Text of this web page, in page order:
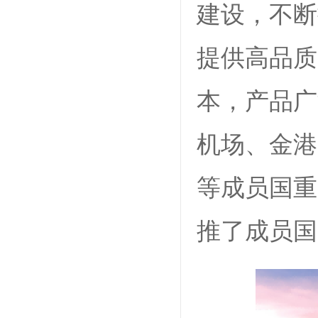
建设，不
提供高品
本，产品
机场、金
等成员国
推了成员